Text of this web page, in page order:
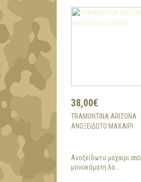
38,00€
TRAMONTINA ARIZONA
ΑΝΟΞΕΊΔΩΤΟ ΜΑΧΑΊΡΙ
Ανοξείδωτο μαχαίρι από
μονοκόματη λά...